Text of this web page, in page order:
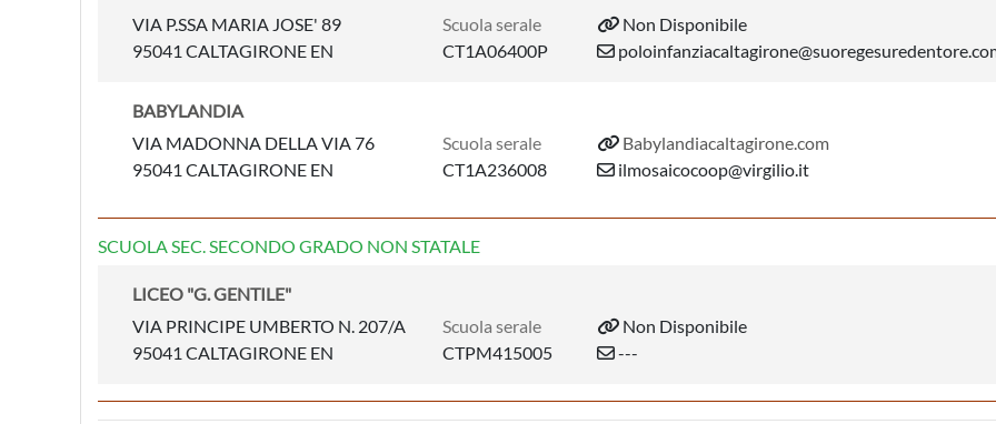
VIA P.SSA MARIA JOSE' 89
95041 CALTAGIRONE EN
Scuola serale
CT1A06400P
Non Disponibile
BABYLANDIA
VIA MADONNA DELLA VIA 76
95041 CALTAGIRONE EN
Scuola serale
CT1A236008
Babylandiacaltagirone.com
ilmosaicocoop@virgilio.it
SCUOLA SEC. SECONDO GRADO NON STATALE
LICEO "G. GENTILE"
VIA PRINCIPE UMBERTO N. 207/A
95041 CALTAGIRONE EN
Scuola serale
CTPM415005
Non Disponibile
---